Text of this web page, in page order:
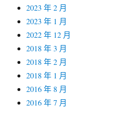
2023 年 2 月
2023 年 1 月
2022 年 12 月
2018 年 3 月
2018 年 2 月
2018 年 1 月
2016 年 8 月
2016 年 7 月